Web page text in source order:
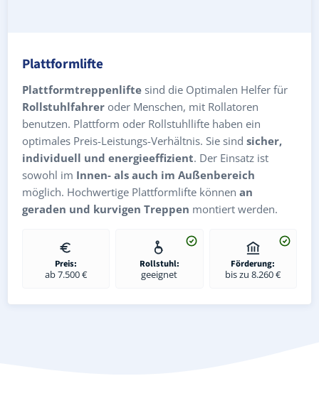
Plattformlifte
Plattformtreppenlifte sind die Optimalen Helfer für
Rollstuhlfahrer oder Menschen, mit Rollatoren
benutzen. Plattform oder Rollstuhllifte haben ein
optimales Preis-Leistungs-Verhältnis. Sie sind sicher,
individuell und energieeffizient. Der Einsatz ist
sowohl im Innen- als auch im Außenbereich
möglich. Hochwertige Plattformlifte können an
geraden und kurvigen Treppen montiert werden.
Preis:
ab 7.500 €
Rollstuhl:
geeignet
Förderung:
bis zu 8.260 €